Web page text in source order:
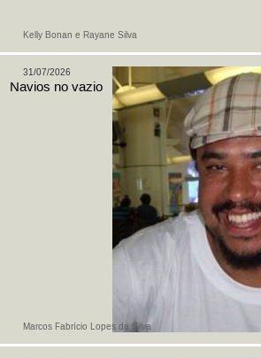
Kelly Bonan e Rayane Silva
Marcos Fabrício Lopes da Silva
31/07/2026
Navios no vazio